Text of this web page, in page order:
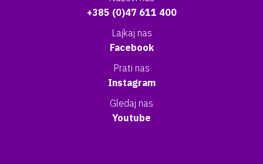
+385 (0)47 611 400
Lajkaj nas
Facebook
Prati nas
Instagram
Gledaj nas
Youtube